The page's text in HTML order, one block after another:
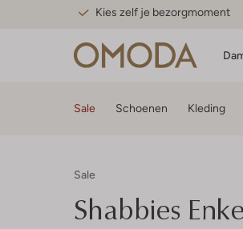
Kies zelf je bezorgmoment
Sale Schoenen Kleding
Sale
Shabbies